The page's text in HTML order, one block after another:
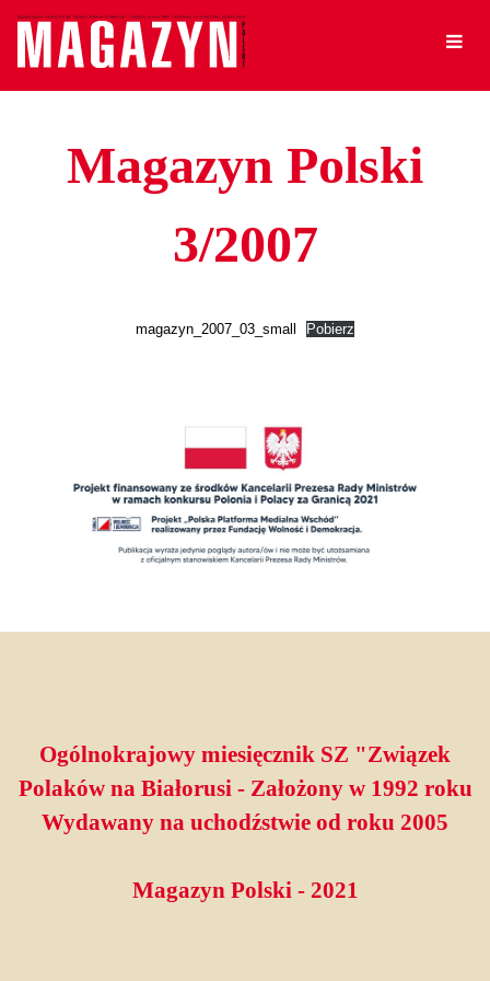
Magazyn Polski
3/2007
magazyn_2007_03_small Pobierz
Ogólnokrajowy miesięcznik SZ "Związek
Polaków na Białorusi - Założony w 1992 roku
Wydawany na uchodźstwie od roku 2005
Magazyn Polski - 2021